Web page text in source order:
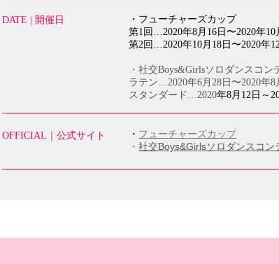
DATE | 開催日
・フューチャーズカップ
第1回…2020年8月16日〜2020年10
第2回…2020年10月18日〜2020年
・社交Boys&Girlsソロダンスコン
ラテン…2020年6月28日〜2020年8
スタンダード…2020年8月12日～
OFFICIAL｜公式サイト ・ フューチャーズカップ
・ 社交Boys&Girlsソロダンスコン